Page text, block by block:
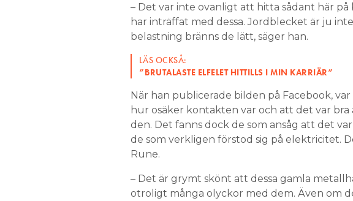
– Det var inte ovanligt att hitta sådant här
har inträffat med dessa. Jordblecket är ju
belastning bränns de lätt, säger han.
LÄS OCKSÅ:
”BRUTALASTE ELFELET HITTILLS I MIN KARRIÄR”
När han publicerade bilden på Facebook,
hur osäker kontakten var och att det var
den. Det fanns dock de som ansåg att det
de som verkligen förstod sig på elektricitet.
Rune.
– Det är grymt skönt att dessa gamla
otroligt många olyckor med dem. Även om